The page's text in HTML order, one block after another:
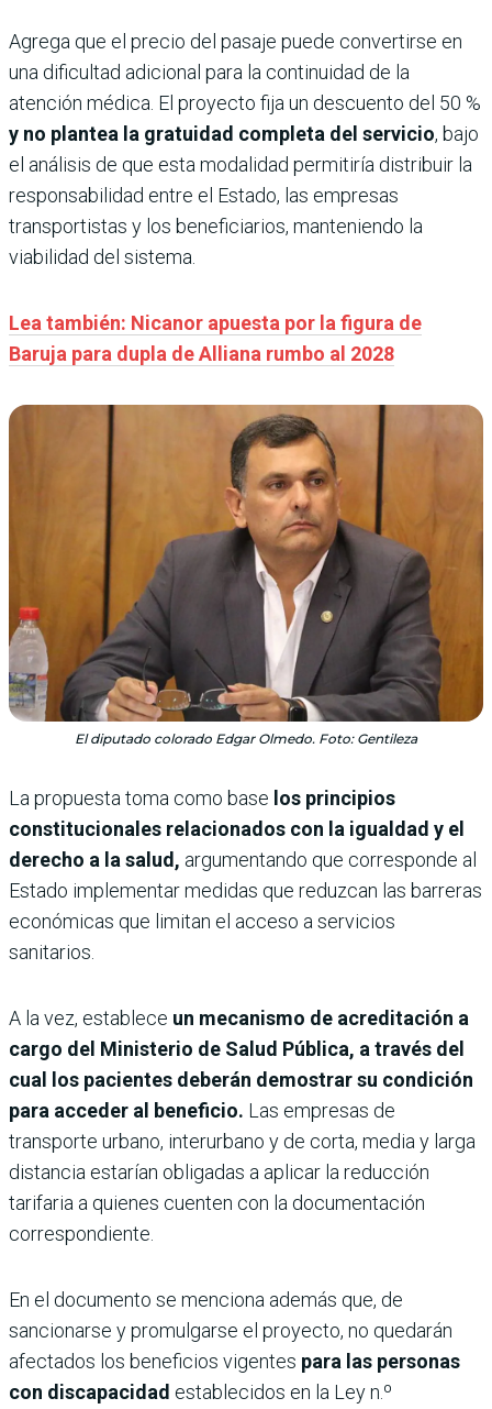
Agrega que el precio del pasaje puede convertirse en
una dificultad adicional para la continuidad de la
atención médica. El proyecto fija un descuento del 50 %
y no plantea la gratuidad completa del servicio, bajo
el análisis de que esta modalidad permitiría distribuir la
responsabilidad entre el Estado, las empresas
transportistas y los beneficiarios, manteniendo la
viabilidad del sistema.
Lea también: Nicanor apuesta por la figura de
Baruja para dupla de Alliana rumbo al 2028
El diputado colorado Edgar Olmedo. Foto: Gentileza
La propuesta toma como base los principios
constitucionales relacionados con la igualdad y el
derecho a la salud, argumentando que corresponde al
Estado implementar medidas que reduzcan las barreras
económicas que limitan el acceso a servicios
sanitarios.
A la vez, establece un mecanismo de acreditación a
cargo del Ministerio de Salud Pública, a través del
cual los pacientes deberán demostrar su condición
para acceder al beneficio. Las empresas de
transporte urbano, interurbano y de corta, media y larga
distancia estarían obligadas a aplicar la reducción
tarifaria a quienes cuenten con la documentación
correspondiente.
En el documento se menciona además que, de
sancionarse y promulgarse el proyecto, no quedarán
afectados los beneficios vigentes para las personas
con discapacidad establecidos en la Ley n.º